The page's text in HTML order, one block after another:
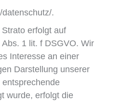
datenschutz/.
erfolgt auf
1 lit. f DSGVO. Wir
Interesse an einer
Darstellung unserer
wurde, erfolgt die